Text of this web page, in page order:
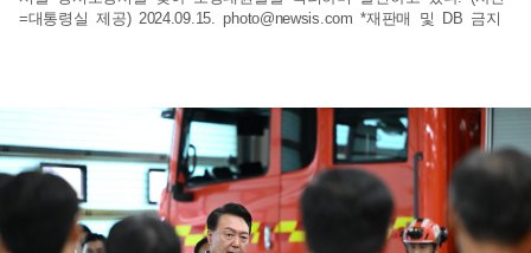
=대통령실 제공) 2024.09.15.photo@newsis.com *재판매 및 DB 금지